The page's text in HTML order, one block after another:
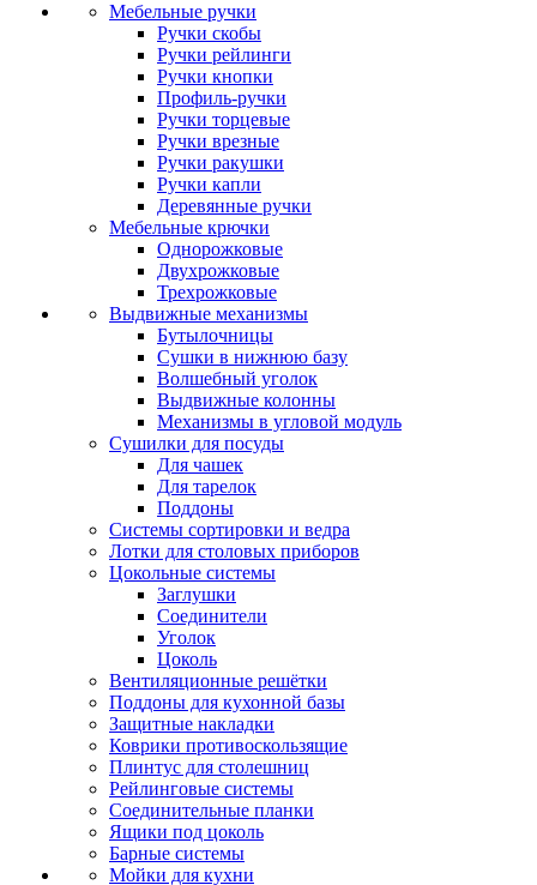
Мебельные ручки
Ручки скобы
Ручки рейлинги
Ручки кнопки
Профиль-ручки
Ручки торцевые
Ручки врезные
Ручки ракушки
Ручки капли
Деревянные ручки
Мебельные крючки
Однорожковые
Двухрожковые
Трехрожковые
Выдвижные механизмы
Бутылочницы
Сушки в нижнюю базу
Волшебный уголок
Выдвижные колонны
Механизмы в угловой модуль
Сушилки для посуды
Для чашек
Для тарелок
Поддоны
Системы сортировки и ведра
Лотки для столовых приборов
Цокольные системы
Заглушки
Соединители
Уголок
Цоколь
Вентиляционные решётки
Поддоны для кухонной базы
Защитные накладки
Коврики противоскользящие
Плинтус для столешниц
Рейлинговые системы
Соединительные планки
Ящики под цоколь
Барные системы
Мойки для кухни